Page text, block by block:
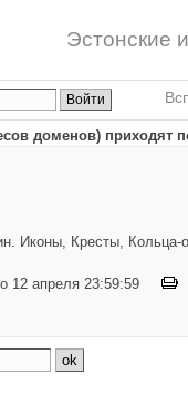
Эстонские
доменов) приходят
Иконы, Кресты, Кольца-
12 апреля 23:59:59